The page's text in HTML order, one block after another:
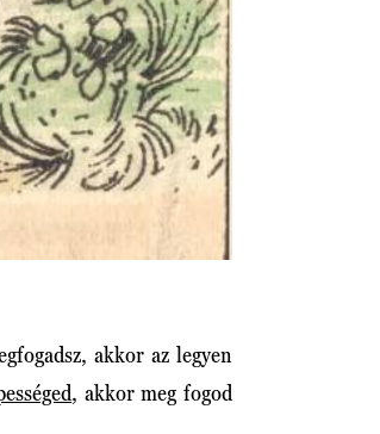
akkor az legyen
, akkor meg fogod